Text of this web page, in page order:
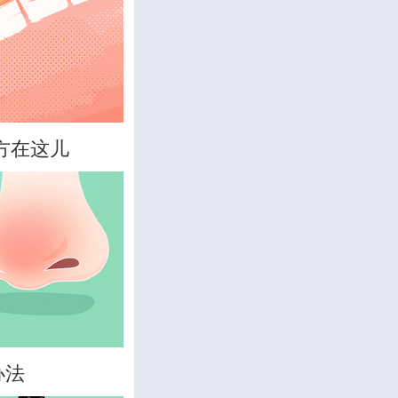
在这儿
法